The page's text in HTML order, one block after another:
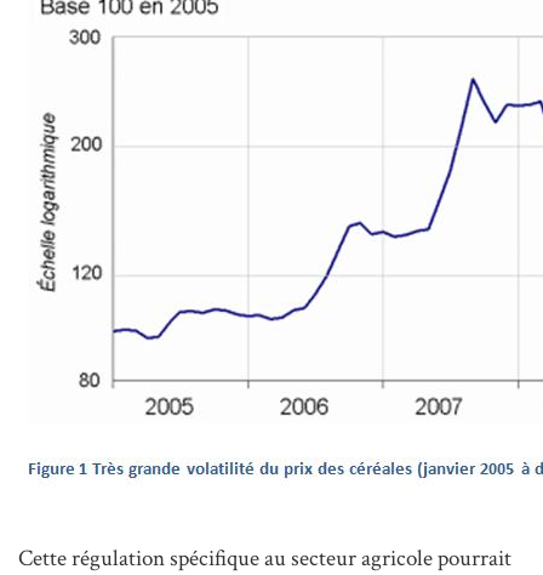
Cette régulation spécifique au secteur agricole pourrait